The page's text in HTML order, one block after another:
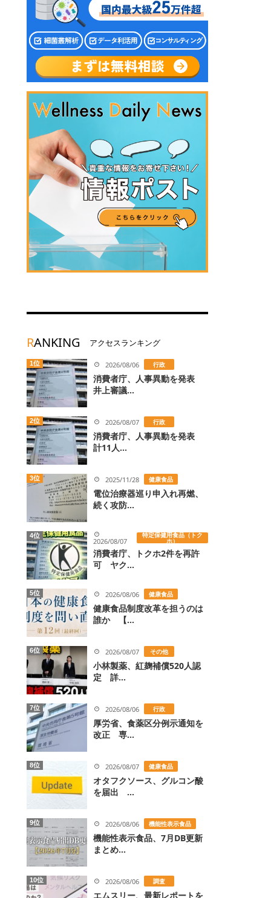
RANKING アクセスランキング
1位 2026/08/06 行政
消費者庁、人事異動を発表
井上審議...
2位 2026/08/07 行政
消費者庁、人事異動を発表
計11人...
3位 2025/11/28 健康食品
電位治療器巡り申入れ再燃、
続く攻防...
4位
2026/08/07
特定保健用食品（トク
ホ）
消費者庁、トクホ2件を再許
可 ヤク...
5位 2026/08/06 健康食品
健康食品制度改革を担うのは
誰か 【...
6位 2026/08/07 その他
小林製薬、紅麹補償520人認
定 詳...
7位 2026/08/06 行政
厚労省、食薬区分例示通知を
改正 専...
8位 2026/08/07 健康食品
オタフクソース、グルコン酸
を届出 ...
9位 2026/08/06 機能性表示食品
機能性表示食品、7月DB更新
まとめ...
10位 2026/08/06 調査
エムスリー、最新レポートを